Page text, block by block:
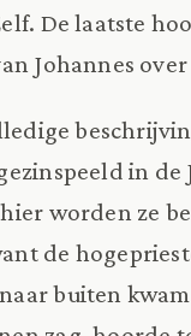
De laatste
Johannes
in
worden ze
de
buiten